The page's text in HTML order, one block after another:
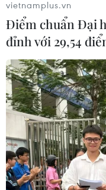
68,5 tỷ euro (75,5 tỷ
vietnamplus.vn
Điểm chuẩn Đại
đỉnh với 29,54